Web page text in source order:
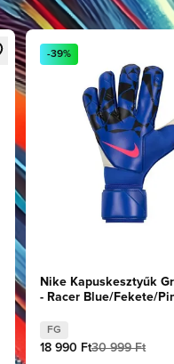
vagy a tagként való
Megnyit egy modált
-39%
Nike Kapuskesztyűk
- Racer Blue/Fekete/
FG
18 990 Ft30 999 Ft